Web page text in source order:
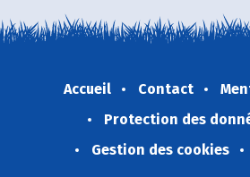
Accueil Contact
Protection des
Gestion des cookies